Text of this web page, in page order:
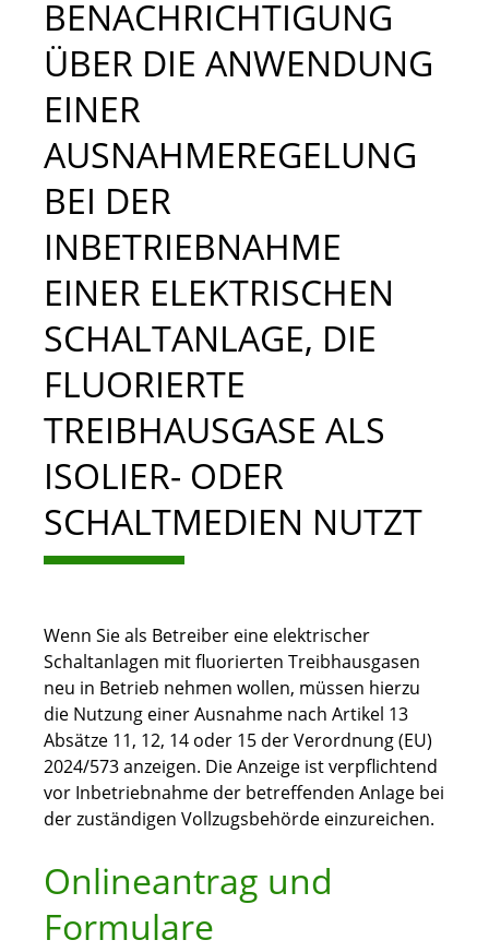
BENACHRICHTIGUNG
ÜBER DIE ANWENDUNG
EINER
AUSNAHMEREGELUNG
BEI DER
INBETRIEBNAHME
EINER ELEKTRISCHEN
SCHALTANLAGE, DIE
FLUORIERTE
TREIBHAUSGASE ALS
ISOLIER- ODER
SCHALTMEDIEN NUTZT
Wenn Sie als Betreiber eine elektrischer
Schaltanlagen mit fluorierten Treibhausgasen
neu in Betrieb nehmen wollen, müssen hierzu
die Nutzung einer Ausnahme nach Artikel 13
Absätze 11, 12, 14 oder 15 der Verordnung (EU)
2024/573 anzeigen. Die Anzeige ist verpflichtend
vor Inbetriebnahme der betreffenden Anlage bei
der zuständigen Vollzugsbehörde einzureichen.
Onlineantrag und
Formulare